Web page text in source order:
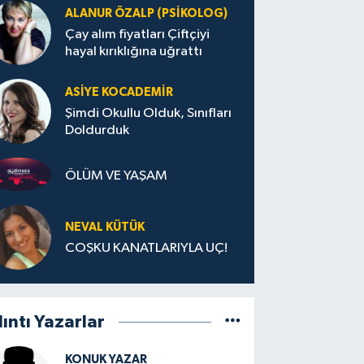
ALANUR ÖZALP (PSIKOLOG)
Çay alım fiyatları Çiftçiyi
hayal kırıklığına uğrattı
ASIYE KOCADEMİR
Şimdi Okullu Olduk, Sınıfları
Doldurduk
ÖLÜM VE YAŞAM
NEVAL KÜTÜK
COŞKU KANATLARIYLA UÇ!
Yazarlar
KONUK YAZAR